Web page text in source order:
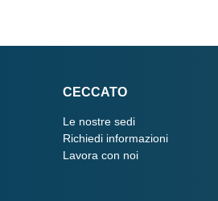
CECCATO
Le nostre sedi
Richiedi informazioni
Lavora con noi